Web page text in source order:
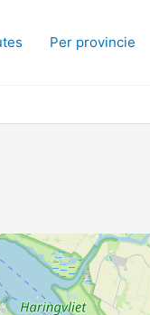
Per provincie